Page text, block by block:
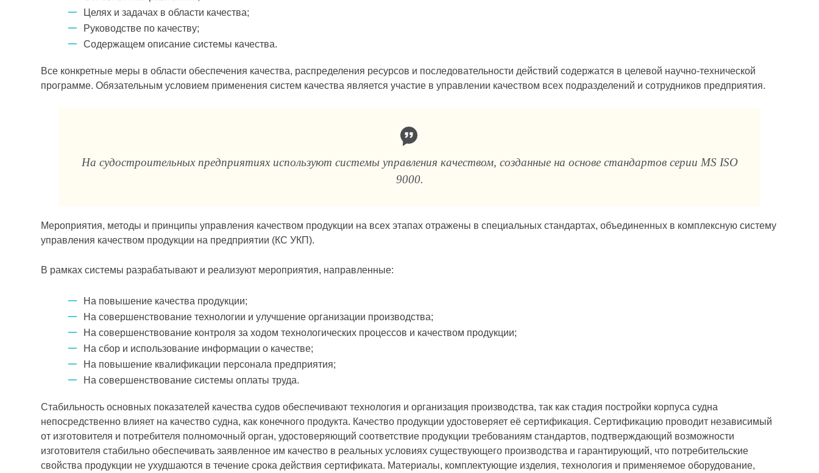
Целях и задачах в области качества;
Руко­водстве по качеству;
Содержащем описание системы качества.
Все конкретные меры в области обеспечения качества, распределения ре­сурсов и последовательности действий содержатся в целевой научно-технической
программе. Обязательным условием применения систем качества является участие в управлении качеством всех подразделе­ний и сотрудников предприятия.
На судостроительных предприятиях используют системы управле­ния качеством, созданные на основе стандартов серии MS ISO
9000.
Мероприятия, методы и принципы управления качеством продук­ции на всех этапах отражены в специальных стандартах, объединен­ных в комплексную систему
управления качеством продукции на пред­приятии (КС УКП).
В рамках системы разрабатывают и реализуют мероприятия, направленные:
На повышение качества продукции;
На совер­шенствование технологии и улучшение организации производства;
На совершенствование контроля за ходом технологических процессов и качеством продукции;
На сбор и использование информации о каче­стве;
На повышение квалификации персонала предприятия;
На совершен­ствование системы оплаты труда.
Стабильность основных показателей качества судов обеспечивают технология и организация производства, так как стадия постройки кор­пуса судна
непосредственно влияет на качество судна, как конечного продукта. Качество продукции удостоверяет её сертификация. Серти­фикацию проводит независимый
от изготовителя и потребителя пол­номочный орган, удостоверяющий соответствие продукции тре­бованиям стандартов, подтверждающий возможности
изготовителя стабильно обеспечивать заявленное им качество в реальных условиях существующего производства и гарантирующий, что потребительские
свойства продукции не ухудшаются в течение срока действия серти­фиката. Материалы, комплектующие изделия, технология и применя­емое оборудование,